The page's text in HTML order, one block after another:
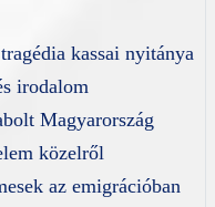
kassai nyitánya
irodalom
Magyarország
közelről
az emigrációban